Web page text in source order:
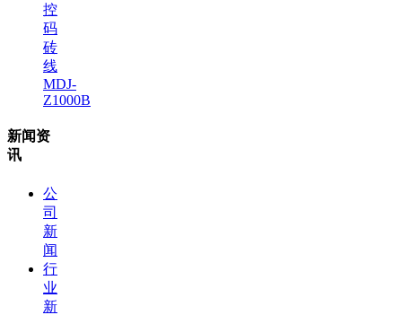
控
码
砖
线
MDJ-
Z1000B
新闻资
讯
公
司
新
闻
行
业
新